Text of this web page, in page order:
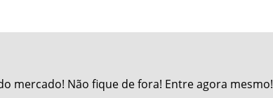
mercado! Não fique de fora! Entre agora mesmo!